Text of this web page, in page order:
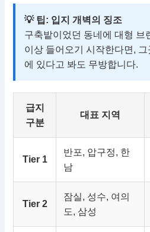
💡 팁: 입지 개벽의 징조
구축밭이었던 동네에 대형 브
이상 들어오기 시작한다면,
에 있다고 봐도 무방합니다.
급지
구분
대표 지역
Tier 1
반포, 압구정, 한
남
Tier 2
잠실, 성수, 여의
도, 삼성